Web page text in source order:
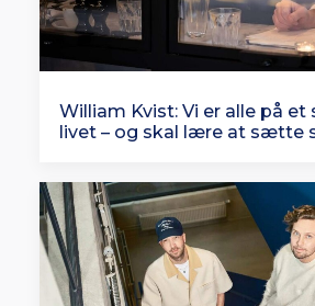
William Kvist: Vi er alle på et
livet – og skal lære at sætte